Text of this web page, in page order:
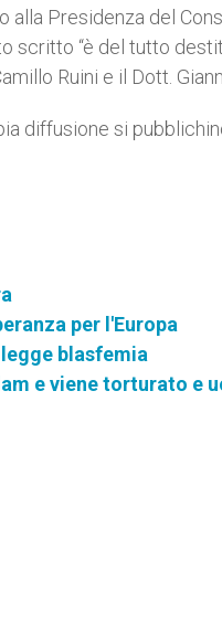
Presidenza del
scritto “è del tutto
Ruini e il Dott.
diffusione si
per l'Europa
blasfemia
e viene torturato e